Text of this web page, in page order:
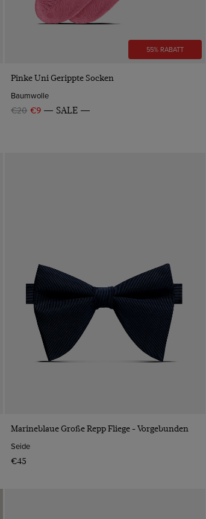
55% RABATT
VORSCHAU
Pinke Uni Gerippte Socken
Baumwolle
€20 €9 SALE
VORSCHAU
Marineblaue Große Repp Fliege - Vorgebunden
Seide
€45